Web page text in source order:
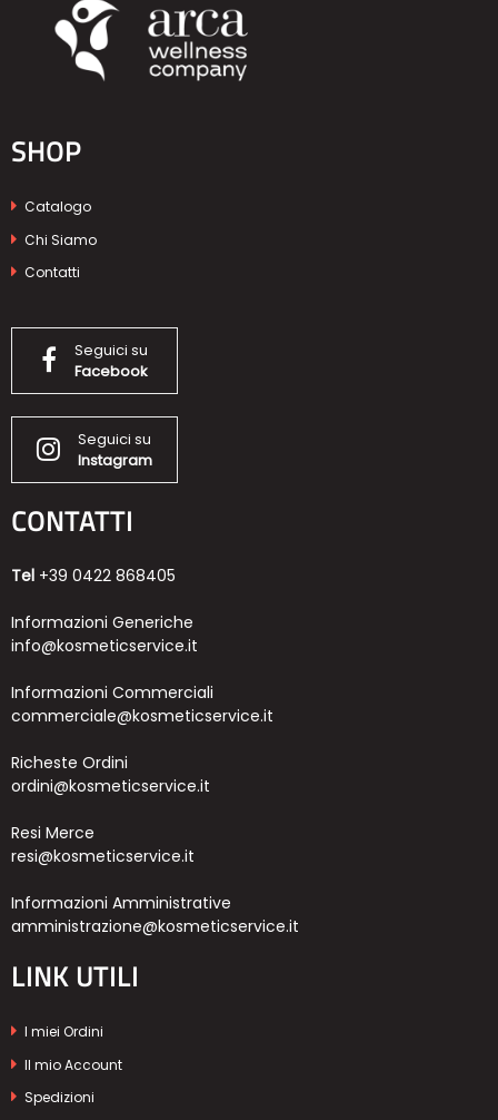
SHOP
Catalogo
Chi Siamo
Contatti
Seguici su
Facebook
Seguici su
Instagram
CONTATTI
Tel +39 0422 868405
Informazioni Generiche
info@kosmeticservice.it
Informazioni Commerciali
commerciale@kosmeticservice.it
Richeste Ordini
ordini@kosmeticservice.it
Resi Merce
resi@kosmeticservice.it
Informazioni Amministrative
amministrazione@kosmeticservice.it
LINK UTILI
I miei Ordini
Il mio Account
Spedizioni